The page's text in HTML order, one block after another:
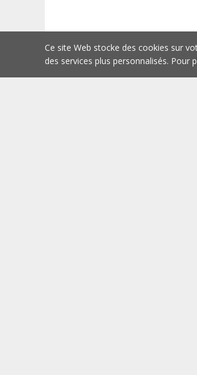
Ce site Web stocke des cookies sur
des services plus personnalisés.